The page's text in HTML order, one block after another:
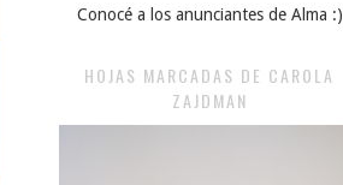
Conocé a los anunciantes de Alma :)
HOJAS MARCADAS DE CAROLA
ZAJDMAN